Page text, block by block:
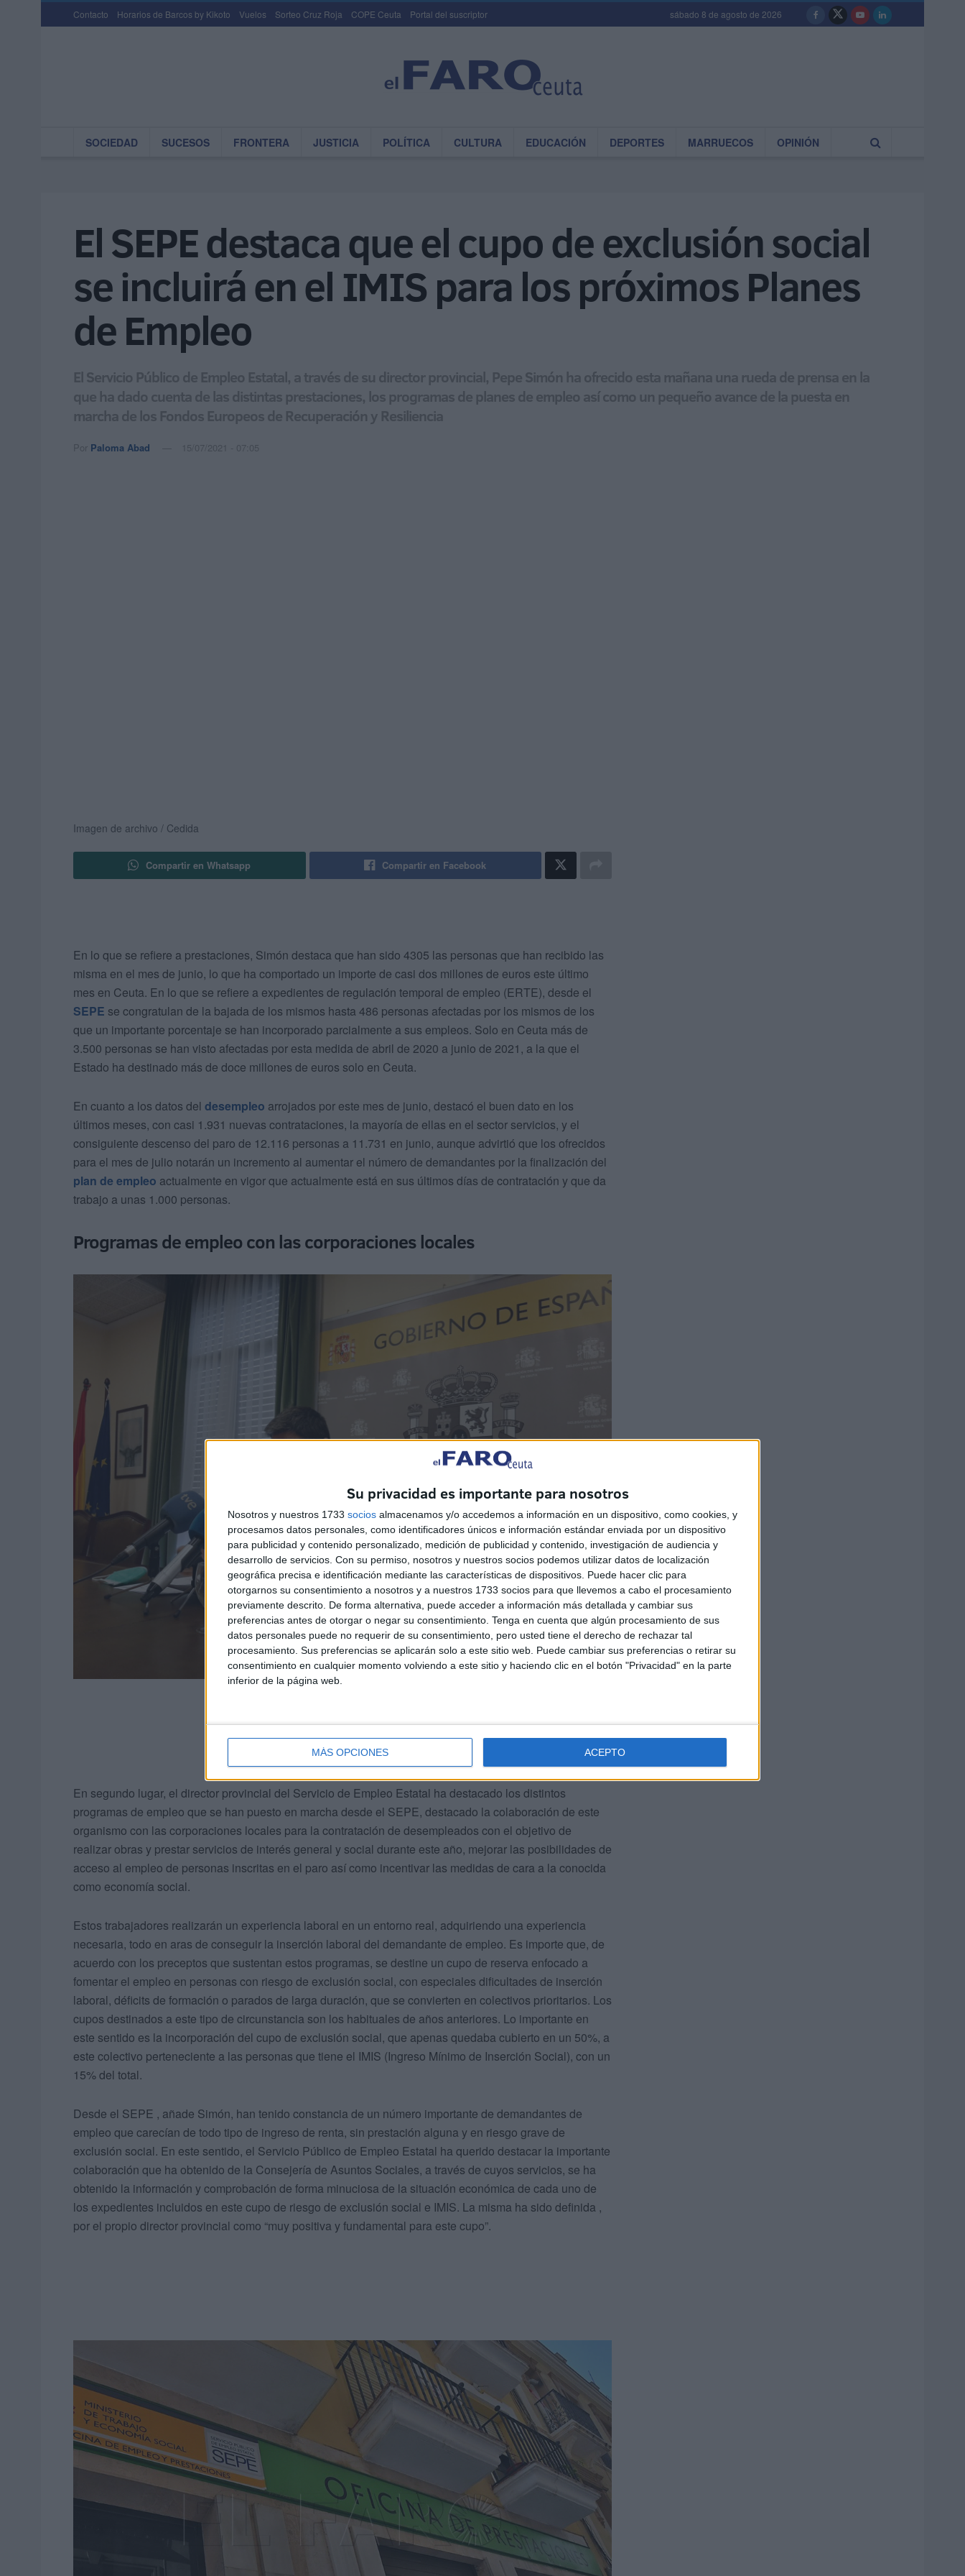
Su privacidad es importante para nosotros
Nosotros y nuestros 1733 socios almacenamos y/o accedemos a información en un dispositivo, como cookies, y
procesamos datos personales, como identificadores únicos e información estándar enviada por un dispositivo
para publicidad y contenido personalizado, medición de publicidad y contenido, investigación de audiencia y
desarrollo de servicios. Con su permiso, nosotros y nuestros socios podemos utilizar datos de localización
geográfica precisa e identificación mediante las características de dispositivos. Puede hacer clic para
otorgarnos su consentimiento a nosotros y a nuestros 1733 socios para que llevemos a cabo el procesamiento
previamente descrito. De forma alternativa, puede acceder a información más detallada y cambiar sus
preferencias antes de otorgar o negar su consentimiento. Tenga en cuenta que algún procesamiento de sus
datos personales puede no requerir de su consentimiento, pero usted tiene el derecho de rechazar tal
procesamiento. Sus preferencias se aplicarán solo a este sitio web. Puede cambiar sus preferencias o retirar su
consentimiento en cualquier momento volviendo a este sitio y haciendo clic en el botón "Privacidad" en la parte
inferior de la página web.
MÁS OPCIONES ACEPTO
Contacto Horarios de Barcos by Kikoto Vuelos Sorteo Cruz Roja COPE Ceuta Portal del suscriptor sábado 8 de agosto de 2026
SOCIEDAD SUCESOS FRONTERA JUSTICIA POLÍTICA CULTURA EDUCACIÓN DEPORTES MARRUECOS OPINIÓN
El SEPE destaca que el cupo de exclusión social
se incluirá en el IMIS para los próximos Planes
de Empleo
El Servicio Público de Empleo Estatal, a través de su director provincial, Pepe Simón ha ofrecido esta mañana una rueda de prensa en la
que ha dado cuenta de las distintas prestaciones, los programas de planes de empleo así como un pequeño avance de la puesta en
marcha de los Fondos Europeos de Recuperación y Resiliencia
Por Paloma Abad 15/07/2021 - 07:05
Imagen de archivo / Cedida
Compartir en Whatsapp Compartir en Facebook
En lo que se refiere a prestaciones, Simón destaca que han sido 4305 las personas que han recibido las
misma en el mes de junio, lo que ha comportado un importe de casi dos millones de euros este último
mes en Ceuta. En lo que se refiere a expedientes de regulación temporal de empleo (ERTE), desde el
SEPE se congratulan de la bajada de los mismos hasta 486 personas afectadas por los mismos de los
que un importante porcentaje se han incorporado parcialmente a sus empleos. Solo en Ceuta más de
3.500 personas se han visto afectadas por esta medida de abril de 2020 a junio de 2021, a la que el
Estado ha destinado más de doce millones de euros solo en Ceuta.
En cuanto a los datos del desempleo arrojados por este mes de junio, destacó el buen dato en los
últimos meses, con casi 1.931 nuevas contrataciones, la mayoría de ellas en el sector servicios, y el
consiguiente descenso del paro de 12.116 personas a 11.731 en junio, aunque advirtió que los ofrecidos
para el mes de julio notarán un incremento al aumentar el número de demandantes por la finalización del
plan de empleo actualmente en vigor que actualmente está en sus últimos días de contratación y que da
trabajo a unas 1.000 personas.
Programas de empleo con las corporaciones locales
En segundo lugar, el director provincial del Servicio de Empleo Estatal ha destacado los distintos
programas de empleo que se han puesto en marcha desde el SEPE, destacado la colaboración de este
organismo con las corporaciones locales para la contratación de desempleados con el objetivo de
realizar obras y prestar servicios de interés general y social durante este año, mejorar las posibilidades de
acceso al empleo de personas inscritas en el paro así como incentivar las medidas de cara a la conocida
como economía social.
Estos trabajadores realizarán un experiencia laboral en un entorno real, adquiriendo una experiencia
necesaria, todo en aras de conseguir la inserción laboral del demandante de empleo. Es importe que, de
acuerdo con los preceptos que sustentan estos programas, se destine un cupo de reserva enfocado a
fomentar el empleo en personas con riesgo de exclusión social, con especiales dificultades de inserción
laboral, déficits de formación o parados de larga duración, que se convierten en colectivos prioritarios. Los
cupos destinados a este tipo de circunstancia son los habituales de años anteriores. Lo importante en
este sentido es la incorporación del cupo de exclusión social, que apenas quedaba cubierto en un 50%, a
este colectivo perteneciente a las personas que tiene el IMIS (Ingreso Mínimo de Inserción Social), con un
15% del total.
Desde el SEPE , añade Simón, han tenido constancia de un número importante de demandantes de
empleo que carecían de todo tipo de ingreso de renta, sin prestación alguna y en riesgo grave de
exclusión social. En este sentido, el Servicio Público de Empleo Estatal ha querido destacar la importante
colaboración que ha obtenido de la Consejería de Asuntos Sociales, a través de cuyos servicios, se ha
obtenido la información y comprobación de forma minuciosa de la situación económica de cada uno de
los expedientes incluidos en este cupo de riesgo de exclusión social e IMIS. La misma ha sido definida ,
por el propio director provincial como “muy positiva y fundamental para este cupo”.